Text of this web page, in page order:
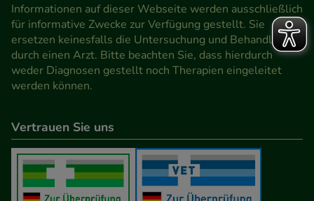
Informationen auf dieser Webseite werden ausschließlich
für informative Zwecke zur Verfügung gestellt. Sie
ersetzen keinesfalls die Untersuchung und Behandlung
durch einen Arzt. Bitte beachten Sie, dass hierdurch
weder Diagnosen gestellt noch Therapien eingeleitet
werden können.
Vertrauen Sie uns